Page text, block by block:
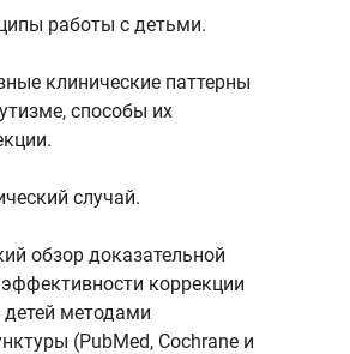
работы с детьми.
клинические паттерны
способы их
случай.
обзор доказательной
коррекции
детей методами
(PubMed, Cochrane и